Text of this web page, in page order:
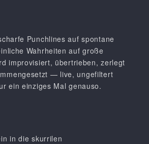
Punchlines auf spontane
Wahrheiten auf große
improvisiert, übertrieben, zerlegt
— live, ungefiltert
ein einziges Mal genauso.
in die skurrilen